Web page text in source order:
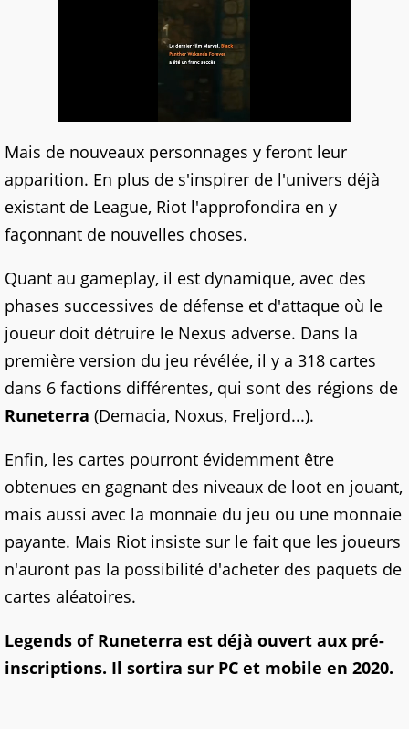
Mais de nouveaux personnages y feront leur
apparition. En plus de s'inspirer de l'univers déjà
existant de League, Riot l'approfondira en y
façonnant de nouvelles choses.
Quant au gameplay, il est dynamique, avec des
phases successives de défense et d'attaque où le
joueur doit détruire le Nexus adverse. Dans la
première version du jeu révélée, il y a 318 cartes
dans 6 factions différentes, qui sont des régions de
Runeterra (Demacia, Noxus, Freljord...).
Enfin, les cartes pourront évidemment être
obtenues en gagnant des niveaux de loot en jouant,
mais aussi avec la monnaie du jeu ou une monnaie
payante. Mais Riot insiste sur le fait que les joueurs
n'auront pas la possibilité d'acheter des paquets de
cartes aléatoires.
Legends of Runeterra est déjà ouvert aux pré-
inscriptions. Il sortira sur PC et mobile en 2020.